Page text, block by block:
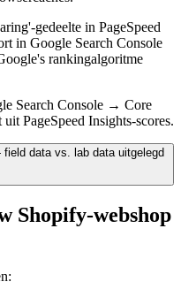
gedeelte in PageSpeed
in Google Search Console
rankingalgoritme
Search Console → Core
PageSpeed Insights-scores.
data vs. lab data uitgelegd
Shopify-webshop